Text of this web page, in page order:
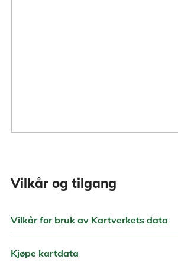
Vilkår og tilgang
Vilkår for bruk av Kartverkets data
Kjøpe kartdata